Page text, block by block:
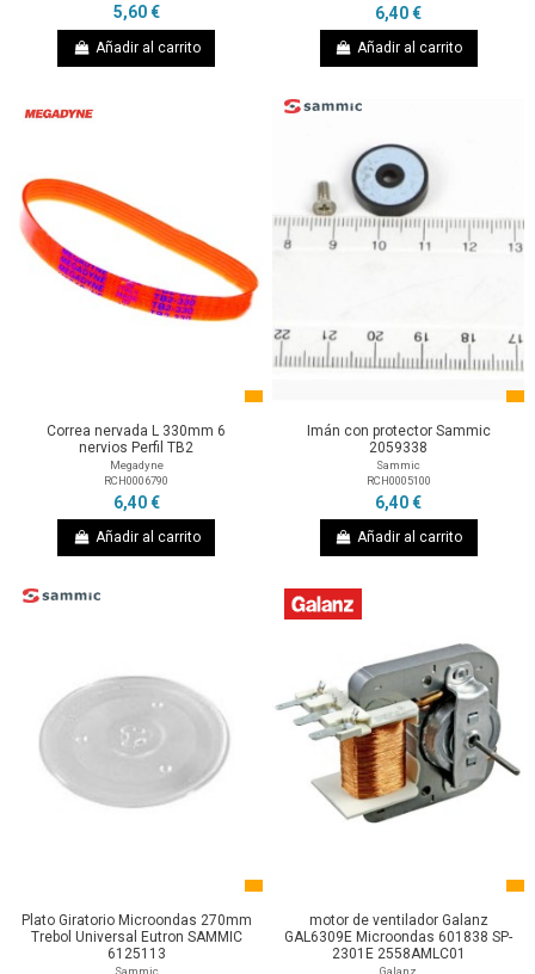
5,60 €
Añadir al carrito
6,40 €
Añadir al carrito
Correa nervada L 330mm 6
nervios Perfil TB2
Megadyne
RCH0006790
6,40 €
Añadir al carrito
Imán con protector Sammic
2059338
Sammic
RCH0005100
6,40 €
Añadir al carrito
Plato Giratorio Microondas 270mm
Trebol Universal Eutron SAMMIC
6125113
Sammic
motor de ventilador Galanz
GAL6309E Microondas 601838 SP-
2301E 2558AMLC01
Galanz